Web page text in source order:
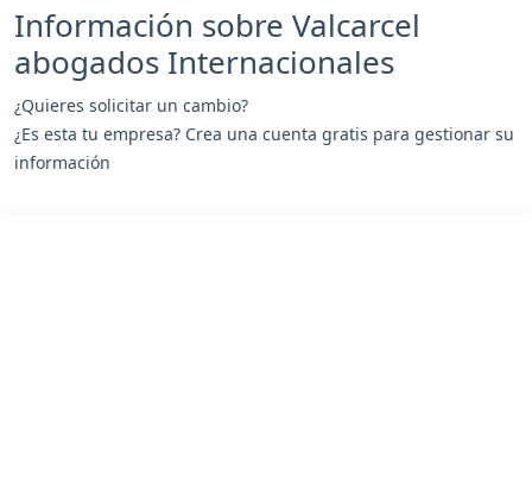
Información sobre Valcarcel
abogados Internacionales
¿Quieres solicitar un cambio?
¿Es esta tu empresa? Crea una cuenta gratis para gestionar su
información